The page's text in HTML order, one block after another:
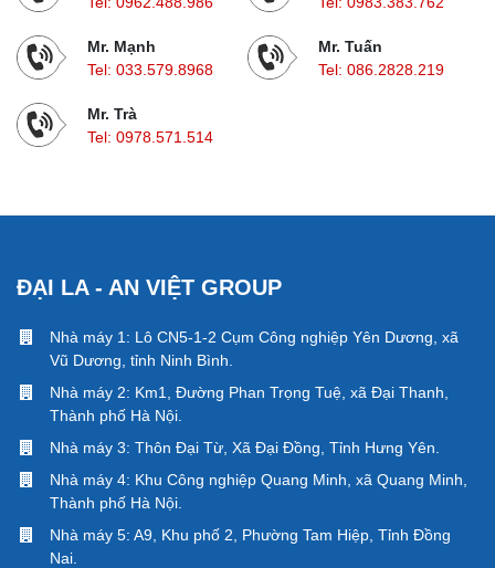
Mr. Mạnh
Tel: 033.579.8968
Mr. Tuấn
Tel: 086.2828.219
Mr. Trà
Tel: 0978.571.514
ĐẠI LA - AN VIỆT GROUP
Nhà máy 1: Lô CN5-1-2 Cụm Công nghiệp Yên Dương, xã
Vũ Dương, tỉnh Ninh Bình.
Nhà máy 2: Km1, Đường Phan Trọng Tuệ, xã Đại Thanh,
Thành phố Hà Nội.
Nhà máy 3: Thôn Đại Từ, Xã Đại Đồng, Tỉnh Hưng Yên.
Nhà máy 4: Khu Công nghiệp Quang Minh, xã Quang Minh,
Thành phố Hà Nội.
Nhà máy 5: A9, Khu phố 2, Phường Tam Hiệp, Tỉnh Đồng
Nai.